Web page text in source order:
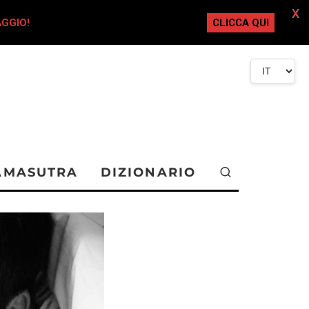
DIZIONARIO
CLICCA QUI
X